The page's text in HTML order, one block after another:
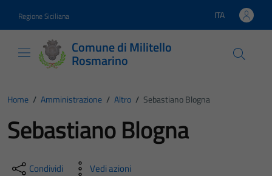
Regione Siciliana Lingua attiva:
ITA
Comune di Militello
Rosmarino
Home / Amministrazione / Altro / Sebastiano Blogna
Sebastiano Blogna
Condividi Vedi azioni